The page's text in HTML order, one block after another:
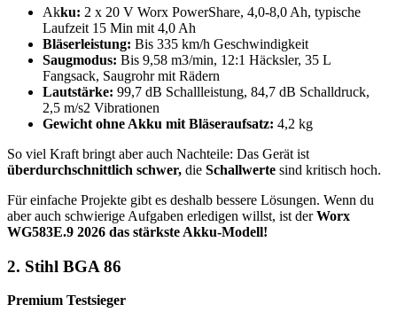
Akku: 2 x 20 V Worx PowerShare, 4,0-8,0 Ah, typische
Laufzeit 15 Min mit 4,0 Ah
Bläserleistung: Bis 335 km/h Geschwindigkeit
Saugmodus: Bis 9,58 m3/min, 12:1 Häcksler, 35 L
Fangsack, Saugrohr mit Rädern
Lautstärke: 99,7 dB Schallleistung, 84,7 dB Schalldruck,
2,5 m/s2 Vibrationen
Gewicht ohne Akku mit Bläseraufsatz: 4,2 kg
So viel Kraft bringt aber auch Nachteile: Das Gerät ist
überdurchschnittlich schwer, die Schallwerte sind kritisch hoch.
Für einfache Projekte gibt es deshalb bessere Lösungen. Wenn du
aber auch schwierige Aufgaben erledigen willst, ist derWorx
WG583E.9 2026 das stärkste Akku-Modell!
2. Stihl BGA 86
Premium Testsieger